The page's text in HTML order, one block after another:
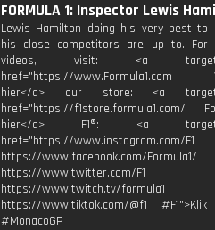
FORMULA 1: Inspector Lewis
Lewis Hamilton doing his very best to
his close competitors are up to. For
videos, visit: <a
href="https://www.Formula1.com
hier</a> our store: <a
href="https://f1store.formula1.com/
hier</a> F1®: <a
href="https://www.instagram.com/F1
https://www.facebook.com/Formula1/
https://www.twitter.com/F1
https://www.twitch.tv/formula1
https://www.tiktok.com/@f1
#MonacoGP